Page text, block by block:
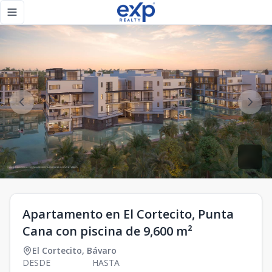
Toggle navigation menu
Apartamento en El Cortecito, Punta
Cana con piscina de 9,600 m²
El Cortecito, Bávaro
DESDE
HASTA
Apartamento en El Cortecito, Punta Cana con piscina de